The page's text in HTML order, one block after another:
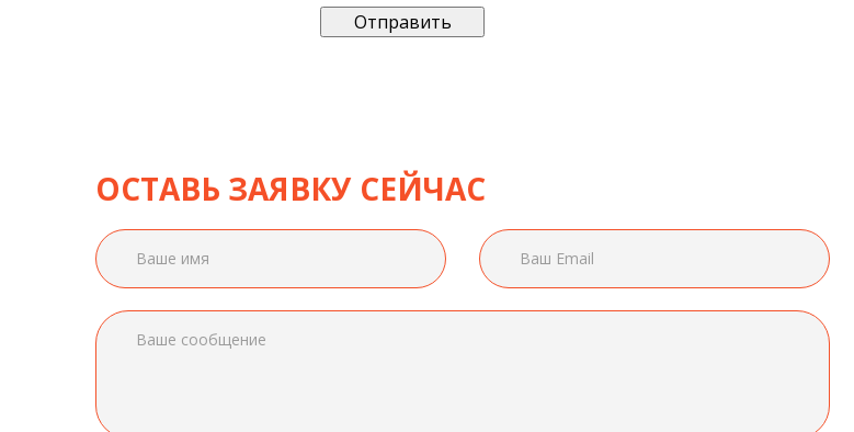
ʻʻФитнес – это не только хорошее и
бодрое настроение, но и постоянное
ʻʻя в восторге... персонал супер..
молодцы.. на высшем уровне!!
ОСТАВЬ ЗАЯВКУ СЕЙЧАС
Ваше имя Ваш Email
Ваше сообщение